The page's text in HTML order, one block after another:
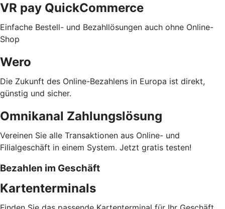
VR pay QuickCommerce
Einfache Bestell- und Bezahllösungen auch ohne Online-
Shop
Wero
Die Zukunft des Online-Bezahlens in Europa ist direkt,
günstig und sicher.
Omnikanal Zahlungslösung
Vereinen Sie alle Transaktionen aus Online- und
Filialgeschäft in einem System. Jetzt gratis testen!
Bezahlen im Geschäft
Kartenterminals